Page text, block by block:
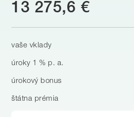
13 275,6 €
vaše vklady
úroky 1 % p. a.
úrokový bonus
štátna prémia